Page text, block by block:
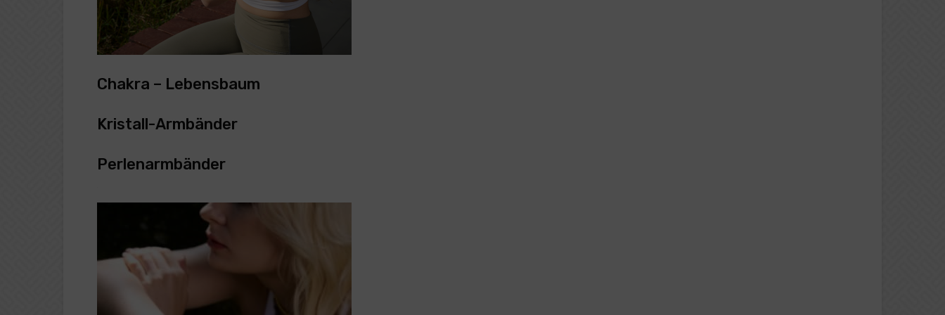
Chakra – Lebensbaum
Kristall-Armbänder
Perlenarmbänder